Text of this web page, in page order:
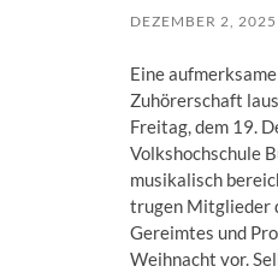
DEZEMBER 2, 2025
Eine
Zuhörerschaft
Freitag, dem 19.
Volkshochschule
musikalisch
trugen Mitglieder
Gereimtes und
Weihnacht vor.